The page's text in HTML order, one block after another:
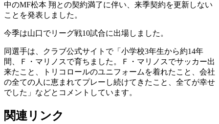
中のMF松本 翔との契約満了に伴い、来季契約を更新しない
ことを発表しました。
今季は山口でリーグ戦10試合に出場しました。
同選手は、クラブ公式サイトで「小学校3年生から約14年
間、Ｆ・マリノスで育ちました。Ｆ・マリノスでサッカー出
来たこと、トリコロールのユニフォームを着れたこと、会社
の全ての人に恵まれてプレーし続けてきたこと、全てが幸せ
でした」などとコメントしています。
関連リンク